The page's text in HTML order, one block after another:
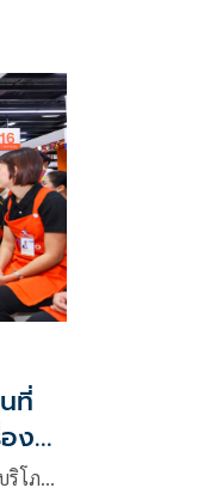
ที่
ง
ริโภ…